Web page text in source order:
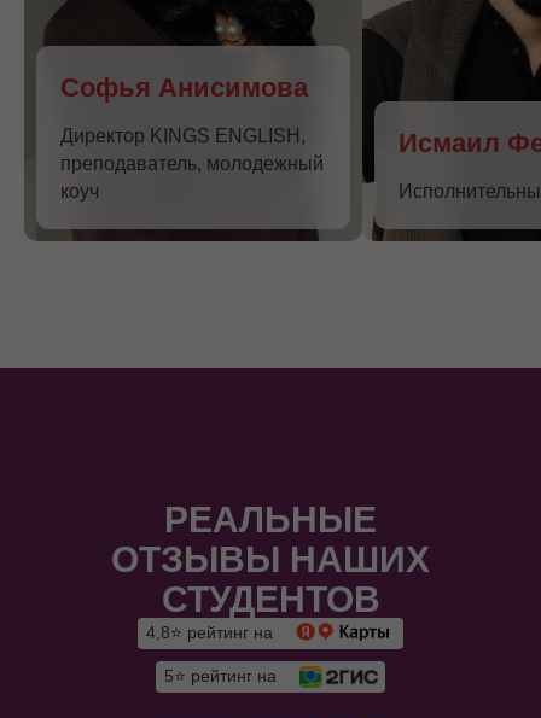
Софья Анисимова
Директор KINGS ENGLISH,
преподаватель, молодежный
коуч
Исмаил
РЕАЛЬНЫЕ
ОТЗЫВЫ НАШИХ
СТУДЕНТОВ
4,8⭐ рейтинг на
5⭐ рейтинг на